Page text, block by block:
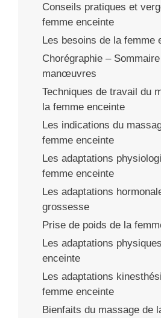
Conseils pratiques et
femme enceinte
Les besoins de la femme
Chorégraphie –
manœuvres
Techniques de travail du
la femme enceinte
Les indications du
femme enceinte
Les adaptations
femme enceinte
Les adaptations
grossesse
Prise de poids de la
Les adaptations
enceinte
Les adaptations
femme enceinte
Bienfaits du massage de